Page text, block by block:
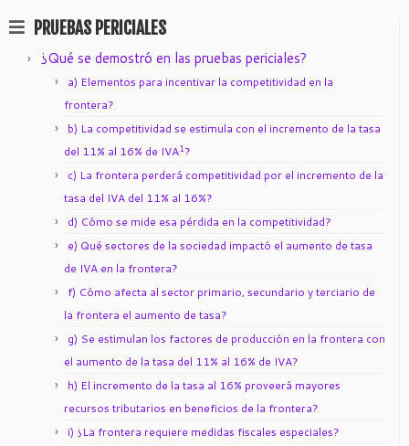
PRUEBAS PERICIALES
¿Qué se demostró en las pruebas periciales?
a) Elementos para incentivar la competitividad en la
frontera?
b) La competitividad se estimula con el incremento de la tasa
del 11% al 16% de IVA1 ?
c) La frontera perderá competitividad por el incremento de la
tasa del IVA del 11% al 16%?
d) Cómo se mide esa pérdida en la competitividad?
e) Qué sectores de la sociedad impactó el aumento de tasa
de IVA en la frontera?
f) Cómo afecta al sector primario, secundario y terciario de
la frontera el aumento de tasa?
g) Se estimulan los factores de producción en la frontera con
el aumento de la tasa del 11% al 16% de IVA?
h) El incremento de la tasa al 16% proveerá mayores
recursos tributarios en beneficios de la frontera?
i) ¿La frontera requiere medidas fiscales especiales?